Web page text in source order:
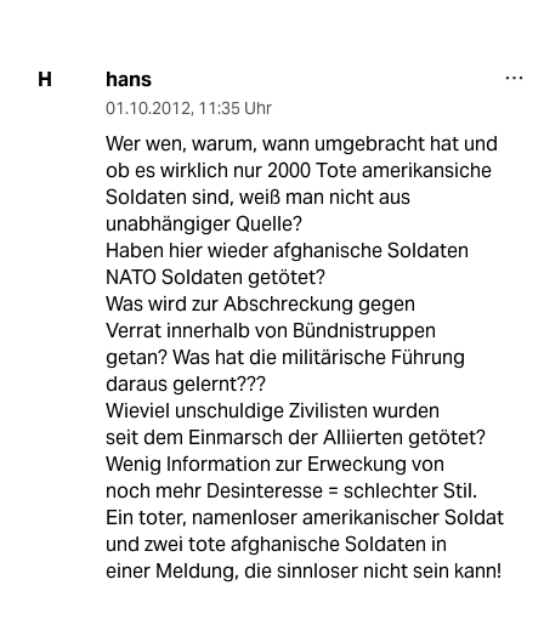
H hans
01.10.2012, 11:35 Uhr
Wer wen, warum, wann umgebracht hat und
ob es wirklich nur 2000 Tote amerikansiche
Soldaten sind, weiß man nicht aus
unabhängiger Quelle?
Haben hier wieder afghanische Soldaten
NATO Soldaten getötet?
Was wird zur Abschreckung gegen
Verrat innerhalb von Bündnistruppen
getan? Was hat die militärische Führung
daraus gelernt???
Wieviel unschuldige Zivilisten wurden
seit dem Einmarsch der Alliierten getötet?
Wenig Information zur Erweckung von
noch mehr Desinteresse = schlechter Stil.
Ein toter, namenloser amerikanischer Soldat
und zwei tote afghanische Soldaten in
einer Meldung, die sinnloser nicht sein kann!